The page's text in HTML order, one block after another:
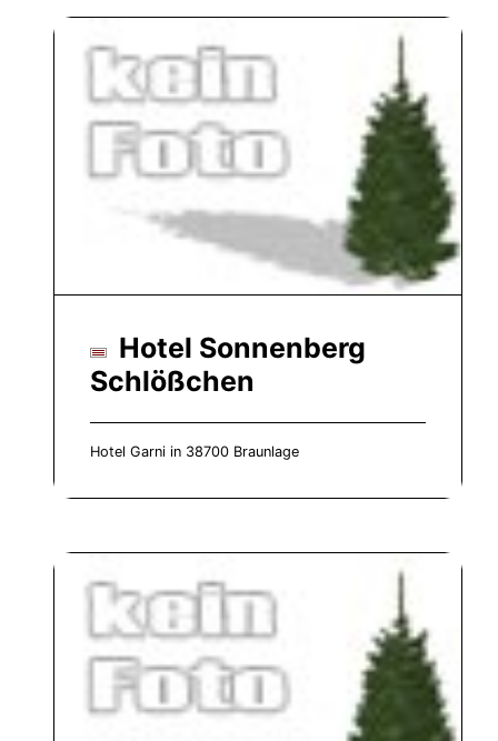
Hotel Sonnenberg
Schlößchen
Hotel Garni in 38700 Braunlage